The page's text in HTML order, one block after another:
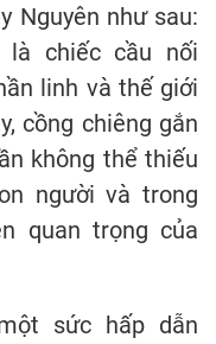
Nguyên như sau:
là chiếc cầu nối
linh và thế giới
cồng chiêng gắn
không thể thiếu
người và trong
quan trọng của
sức hấp dẫn